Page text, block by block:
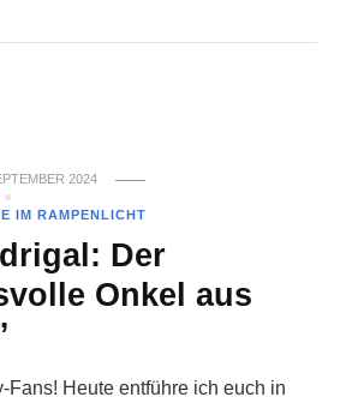
2024
IM RAMPENLICHT
Der
Onkel aus
Fans! Heute entführe ich euch in